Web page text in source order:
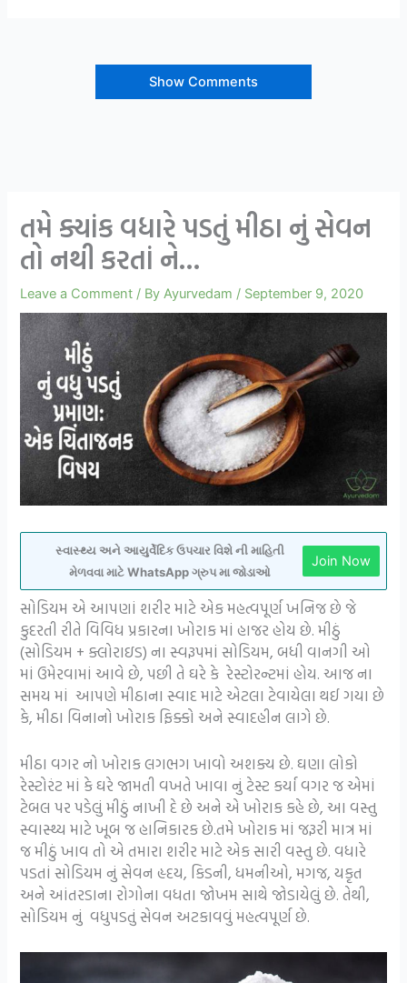
Show Comments
તમે ક્યાંક વધારે પડતું મીઠા નું સેવન
તો નથી કરતાં ને…
Leave a Comment / ByAyurvedam / September 9, 2020
સ્વાસ્થ્ય અને આયુર્વેદિક ઉપચાર વિશે ની માહિતી
મેળવવા માટે WhatsApp ગ્રુપ મા જોડાઓ
Join Now
સોડિયમ એ આપણાં શરીર માટે એક મહત્વપૂર્ણ ખનિજ છે જે
કુદરતી રીતે વિવિધ પ્રકારના ખોરાક માં હાજર હોય છે. મીઠું
(સોડિયમ + ક્લોરાઇડ) ના સ્વરૂપમાં સોડિયમ, બધી વાનગી ઓ
માં ઉમેરવામાં આવે છે, પછી તે ઘરે કે રેસ્ટોરન્ટમાં હોય. આજ ના
સમય માં આપણે મીઠાના સ્વાદ માટે એટલા ટેવાયેલા થઈ ગયા છે
કે, મીઠા વિનાનો ખોરાક ફિક્કો અને સ્વાદહીન લાગે છે.
મીઠા વગર નો ખોરાક લગભગ ખાવો અશક્ય છે. ઘણા લોકો
રેસ્ટોરંટ માં કે ઘરે જામતી વખતે ખાવા નું ટેસ્ટ કર્યા વગર જ એમાં
ટેબલ પર પડેલું મીઠું નાખી દે છે અને એ ખોરાક કહે છે, આ વસ્તુ
સ્વાસ્થ્ય માટે ખૂબ જ હાનિકારક છે.તમે ખોરાક માં જરૂરી માત્ર માં
જ મીઠું ખાવ તો એ તમારા શરીર માટે એક સારી વસ્તુ છે. વધારે
પડતાં સોડિયમ નું સેવન હૃદય, કિડની, ધમનીઓ, મગજ, યકૃત
અને આંતરડાના રોગોના વધતા જોખમ સાથે જોડાયેલું છે. તેથી,
સોડિયમ નું વધુપડતું સેવન અટકાવવું મહત્વપૂર્ણ છે.